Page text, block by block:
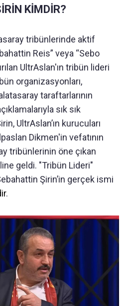
KİMDİR?
tribünlerinde aktif
Reis” veya “Sebo
UltrAslan'ın tribün lideri
organizasyonları,
taraftarlarının
sık sık
UltrAslan’ın kurucuları
Dikmen'in vefatının
tribünlerinin öne çıkan
geldi. "Tribün Lideri"
Şirin’in gerçek ismi
.